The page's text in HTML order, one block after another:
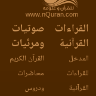
www.nQuran.com
القراءات
القرآنية
المدخل
للقراءات
القرآنية
صوتيات
ومرئيات
القرآن الكريم
محاضرات
ودروس